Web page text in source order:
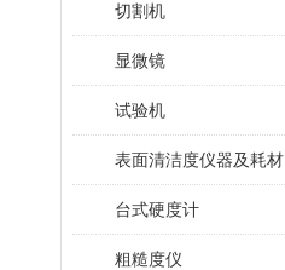
切割机
显微镜
试验机
表面清洁度仪器及耗材
台式硬度计
粗糙度仪